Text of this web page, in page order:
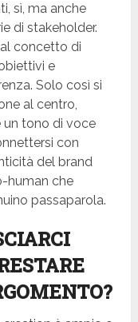
sì, ma anche
di stakeholder.
concetto di
e
Solo così si
al centro,
un tono di voce
con
del brand
human che
passaparola.